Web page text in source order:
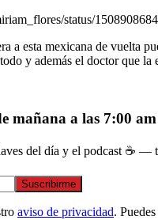
status/
a esta mexicana de vuelta
y además el doctor que
mañana a las 7:00 am
del día y el podcast ☕ —
Suscribirme
aviso de privacidad.